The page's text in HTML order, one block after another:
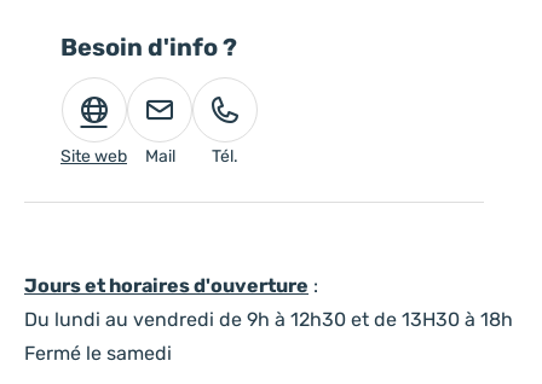
Jours et horaires d'ouverture :
Du lundi au vendredi de 9h à 12h30 et de 13H30 à 18h
Fermé le samedi
Besoin d'info ?
Site web Mail Tél.